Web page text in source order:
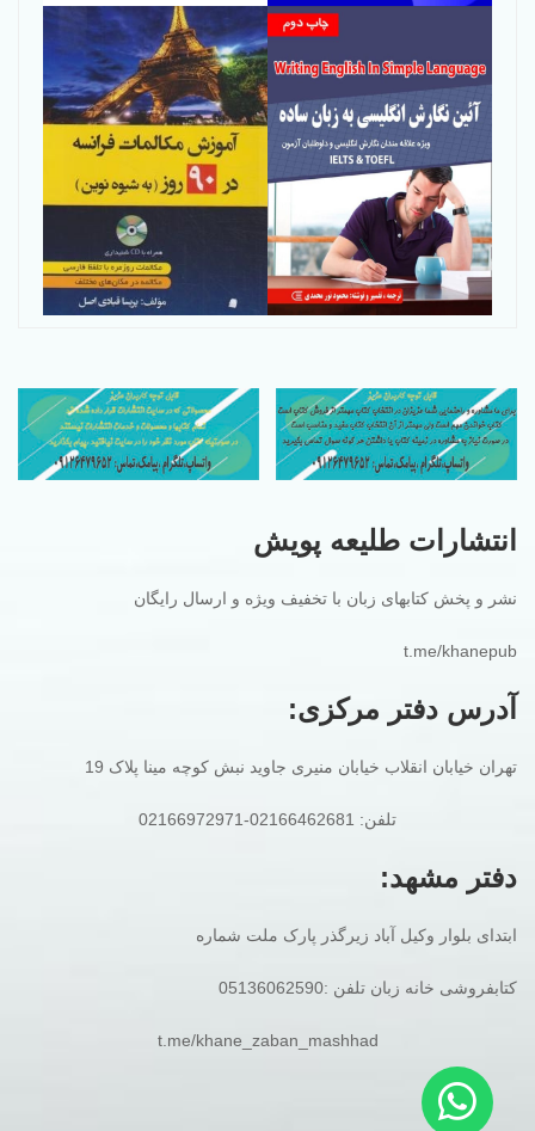
انتشارات طلیعه پویش
نشر و پخش کتابهای زبان با تخفیف ویژه و ارسال رایگان
t.me/khanepub
آدرس دفتر مرکزی:
تهران خیابان انقلاب خیابان منیری جاوید نبش کوچه مینا پلاک 19
تلفن: 02166462681-02166972971
دفتر مشهد:
ابتدای بلوار وکیل آباد زیرگذر پارک ملت شماره
کتابفروشی خانه زبان تلفن :05136062590
t.me/khane_zaban_mashhad